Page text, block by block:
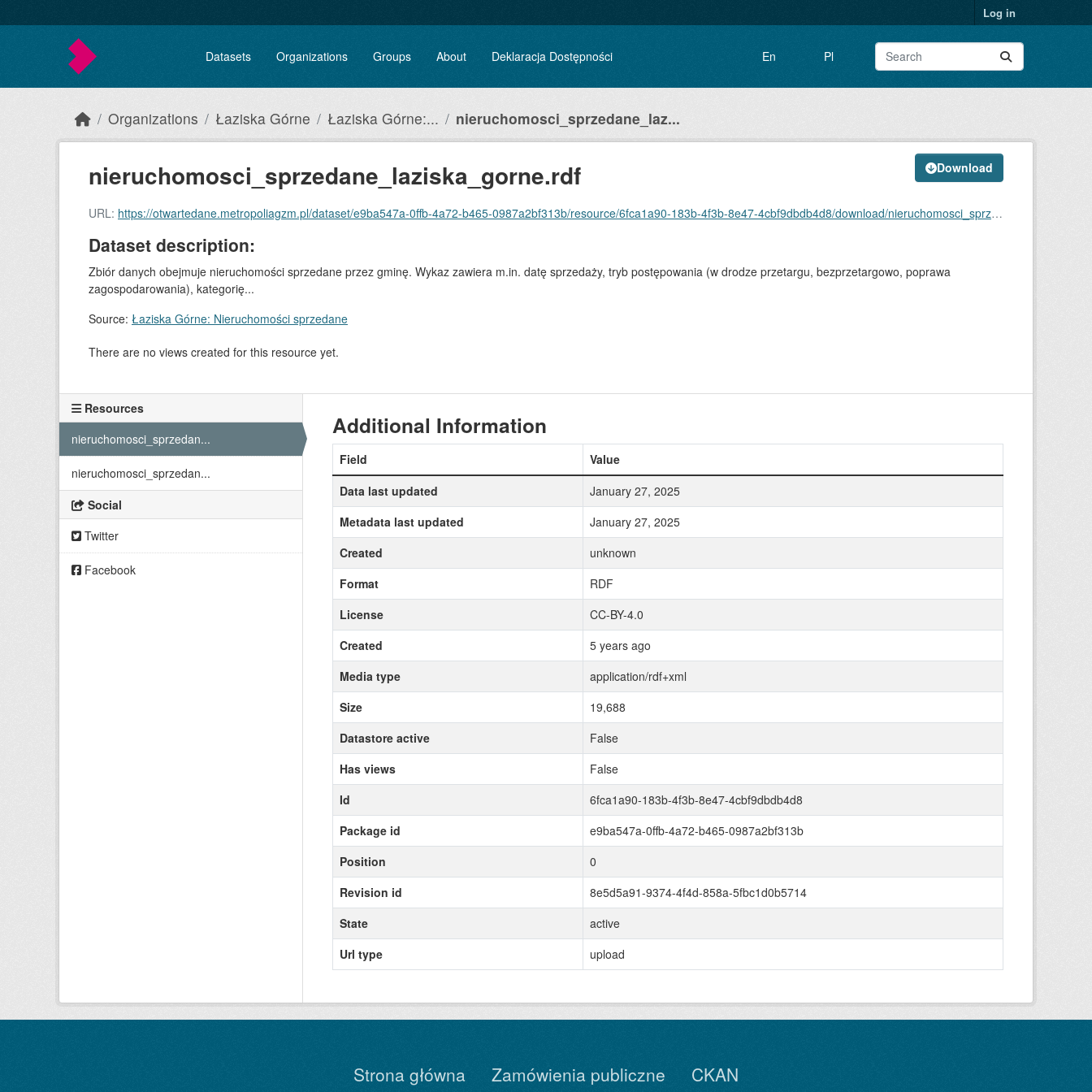
Log in
Datasets Organizations Groups About Deklaracja Dostępności En Pl
Organizations Łaziska Górne Łaziska Górne:... nieruchomosci_sprzedane_laz...
Download
nieruchomosci_sprzedane_laziska_gorne.rdf
URL: https://otwartedane.metropoliagzm.pl/dataset/e9ba547a-0ffb-4a72-b465-0987a2bf313b/resource/6fca1a90-183b-4f3b-8e47-4cbf9dbdb4d8/download/nieruchomosci_sprzedane_laziska_gorne.rdf
Dataset description:
Zbiór danych obejmuje nieruchomości sprzedane przez gminę. Wykaz zawiera m.in. datę sprzedaży, tryb postępowania (w drodze przetargu, bezprzetargowo, poprawa
zagospodarowania), kategorię...
Source: Łaziska Górne: Nieruchomości sprzedane
There are no views created for this resource yet.
Resources
nieruchomosci_sprzedan...
nieruchomosci_sprzedan...
Social
Twitter
Facebook
Additional Information
Field
Value
Data last updated
January 27, 2025
Metadata last updated
January 27, 2025
Created
unknown
Format
RDF
License
CC-BY-4.0
Created
5 years ago
Media type
application/rdf+xml
Size
19,688
Datastore active
False
Has views
False
Id
6fca1a90-183b-4f3b-8e47-4cbf9dbdb4d8
Package id
e9ba547a-0ffb-4a72-b465-0987a2bf313b
Position
0
Revision id
8e5d5a91-9374-4f4d-858a-5fbc1d0b5714
State
active
Url type
upload
Strona główna Zamówienia publiczne CKAN